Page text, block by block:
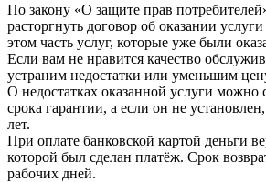
По закону «О защите прав
расторгнуть договор об оказании
этом часть услуг, которые уже были
Если вам не нравится качество
устраним недостатки или уменьшим
О недостатках оказанной услуги можно
срока гарантии, а если он не
лет.
При оплате банковской картой деньги
которой был сделан платёж. Срок
рабочих дней.